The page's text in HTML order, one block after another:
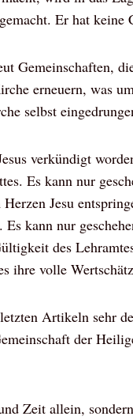
Er hat keine
Gemeinschaften,
erneuern, was
selbst
verkündigt
Es kann nur
Jesu
kann nur
des
ihre volle
Artikeln sehr
der
Zeit allein,